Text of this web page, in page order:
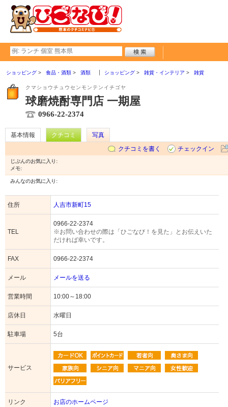
ショッピング 食品・酒類 酒類 ショッピング 雑貨・インテリア 雑貨
クマショウチュウセンモンテンイチゴヤ
球磨焼酎専門店 一期屋
0966-22-2374
基本情報 クチコミ
写真
クチコミを書く
チェックイン
じぶんのお気に入り:
メモ:
みんなのお気に入り:
住所 人吉市新町15
TEL
0966-22-2374
※お問い合わせの際は「ひごなび！を見た」とお伝えいた
だければ幸いです。
FAX 0966-22-2374
メール メールを送る
営業時間 10:00～18:00
店休日 水曜日
駐車場 5台
サービス
リンク お店のホームページ